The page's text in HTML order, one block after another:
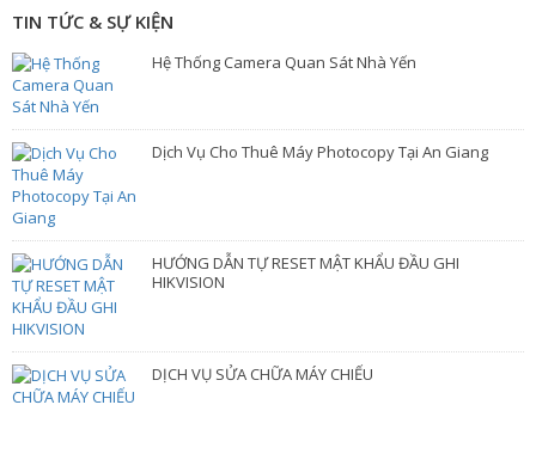
TIN TỨC & SỰ KIỆN
Hệ Thống Camera Quan Sát Nhà Yến
Dịch Vụ Cho Thuê Máy Photocopy Tại An Giang
HƯỚNG DẪN TỰ RESET MẬT KHẨU ĐẦU GHI
HIKVISION
DỊCH VỤ SỬA CHỮA MÁY CHIẾU